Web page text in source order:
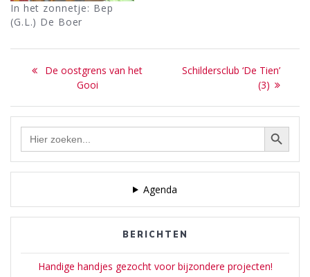
In het zonnetje: Bep
(G.L.) De Boer
Bericht
navigatie
Previous
De oostgrens van het
Gooi
Next
Schildersclub ‘De Tien’
(3)
Zoek Zoekknop
Agenda
BERICHTEN
Handige handjes gezocht voor bijzondere projecten!